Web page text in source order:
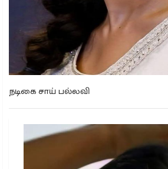
நடிகை சாய் பல்லவி